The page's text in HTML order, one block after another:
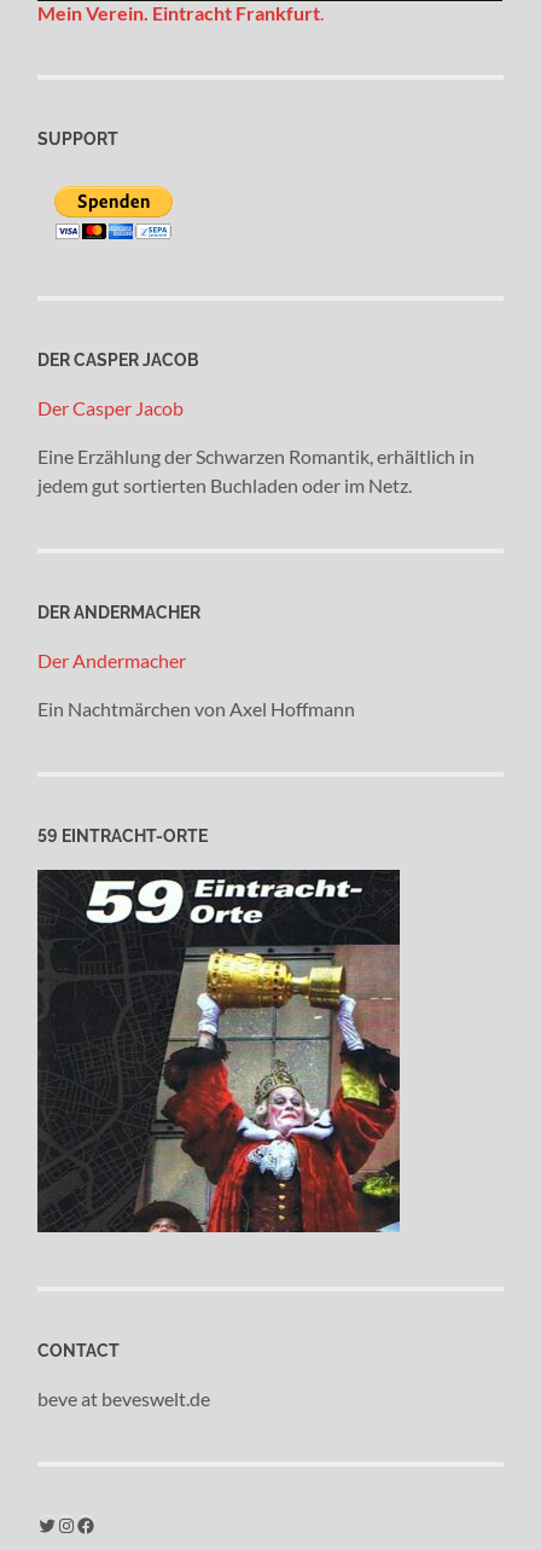
Mein Verein. Eintracht Frankfurt.
SUPPORT
DER CASPER JACOB
Der Casper Jacob
Eine Erzählung der Schwarzen Romantik, erhältlich in
jedem gut sortierten Buchladen oder im Netz.
DER ANDERMACHER
Der Andermacher
Ein Nachtmärchen von Axel Hoffmann
59 EINTRACHT-ORTE
CONTACT
beve at beveswelt.de
Twitter Instagram Facebook